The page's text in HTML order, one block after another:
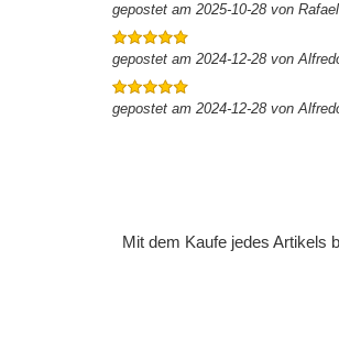
gepostet am 2025-10-28 von Rafael
gepostet am 2024-12-28 von
gepostet am 2024-12-28 von
Mit dem Kaufe jedes Artikels